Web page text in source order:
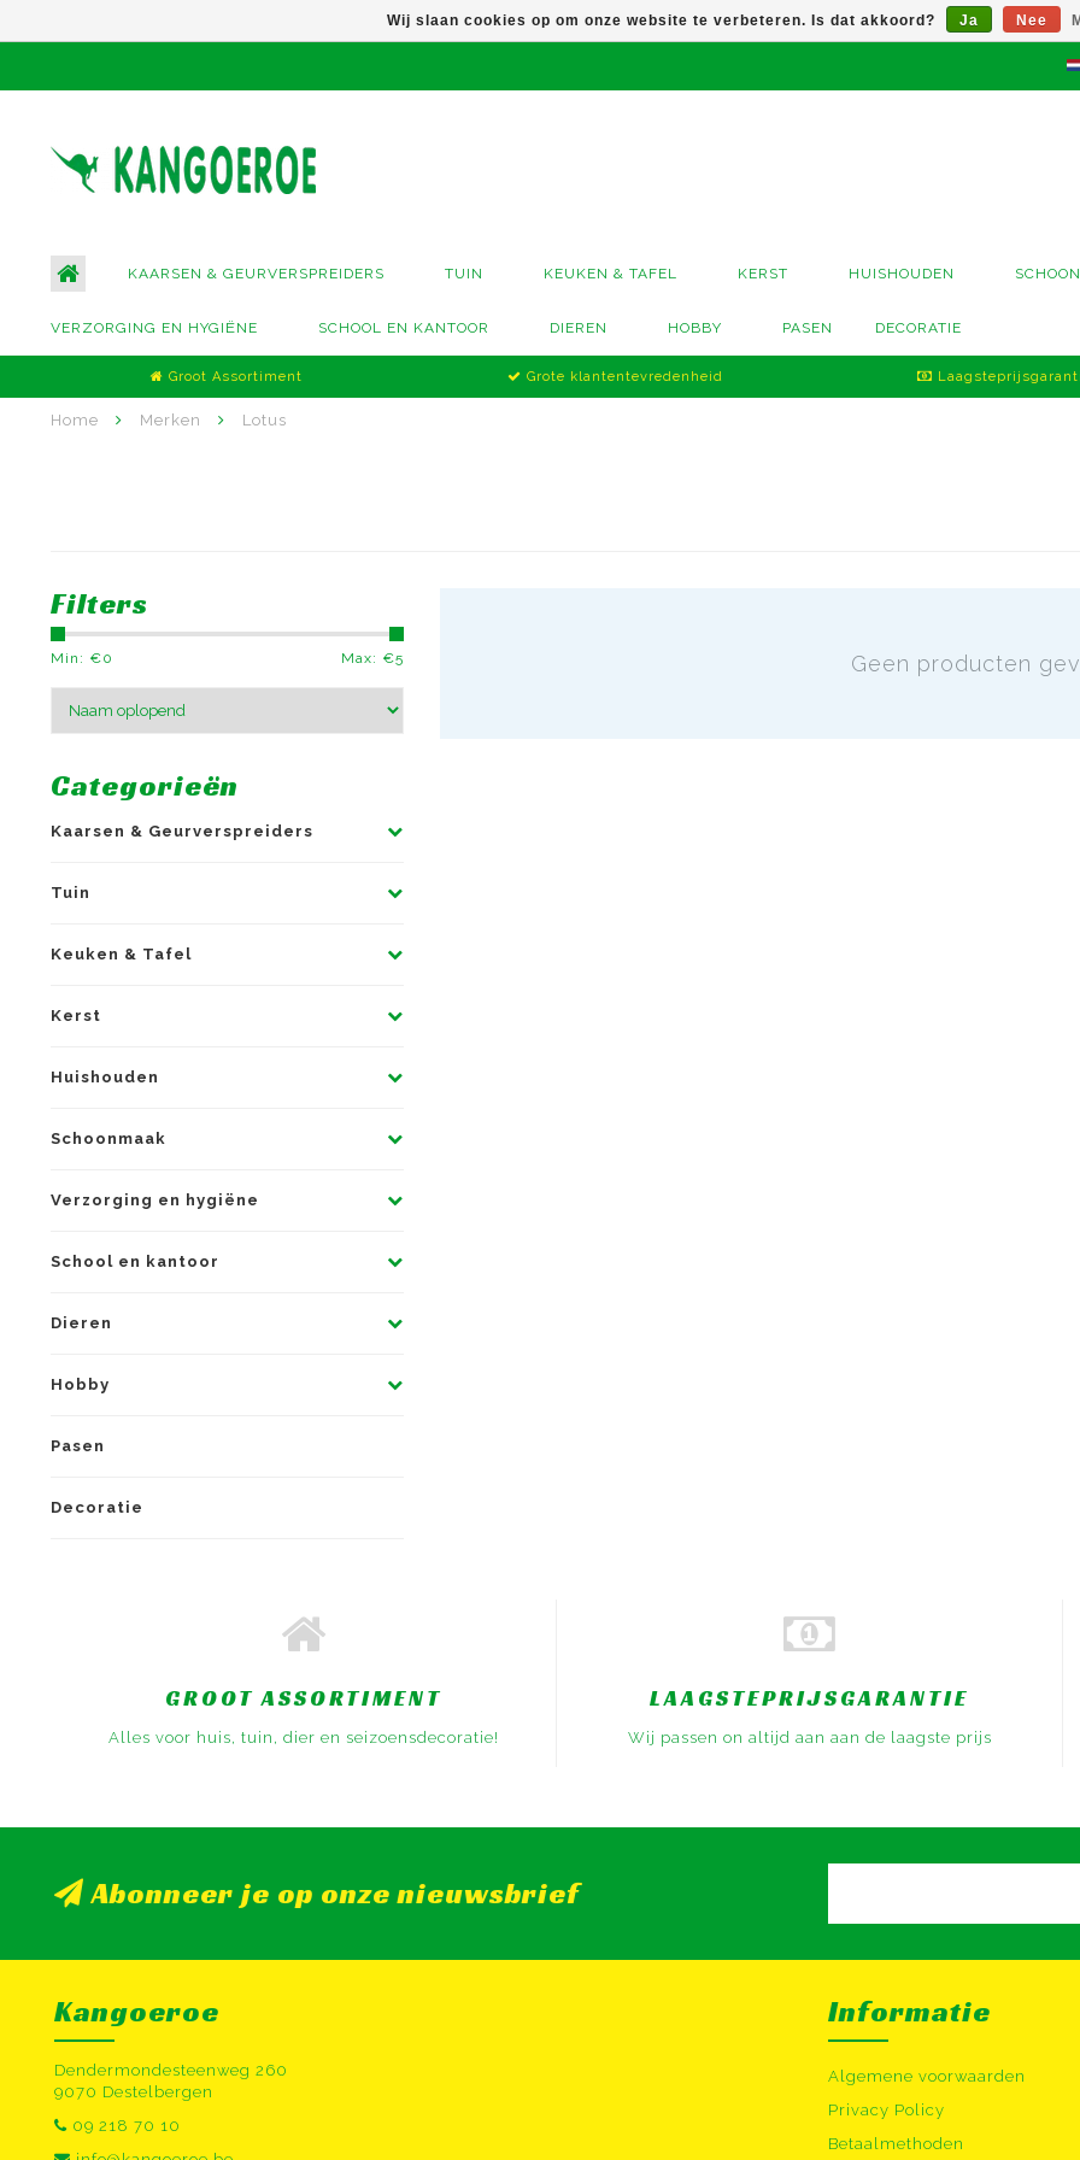
KAARSEN & GEURVERSPREIDERS TUIN KEUKEN & TAFEL KERST HUISHOUDEN
VERZORGING EN HYGIËNE SCHOOL EN KANTOOR DIEREN HOBBY PASEN DECORATIE
Groot Assortiment Grote klantentevredenheid
Home Merken Lotus
Filters
Min: €0 Max: €5
Categorieën
Kaarsen & Geurverspreiders
Tuin
Keuken & Tafel
Kerst
Huishouden
Schoonmaak
Verzorging en hygiëne
School en kantoor
Dieren
Hobby
Pasen
Decoratie
Geen producten
Wij slaan cookies op om onze website te verbeteren. Is dat akkoord? Ja Nee
GROOT ASSORTIMENT
Alles voor huis, tuin, dier en seizoensdecoratie!
LAAGSTEPRIJSGARANTIE
Wij passen on altijd aan aan de laagste prijs
Abonneer je op onze nieuwsbrief
Kangoeroe
Dendermondesteenweg 260
9070 Destelbergen
09 218 70 10
Informatie
Algemene voorwaarden
Privacy Policy
Betaalmethoden